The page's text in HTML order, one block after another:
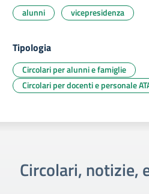
alunni vicepresidenza
Tipologia
Circolari per alunni e famiglie
Circolari per docenti e personale
Circolari, notizie,